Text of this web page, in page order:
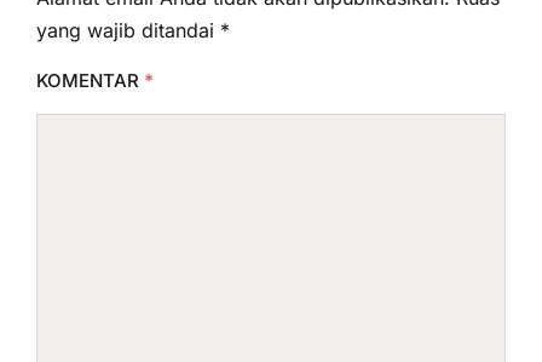
yang wajib ditandai *
KOMENTAR *